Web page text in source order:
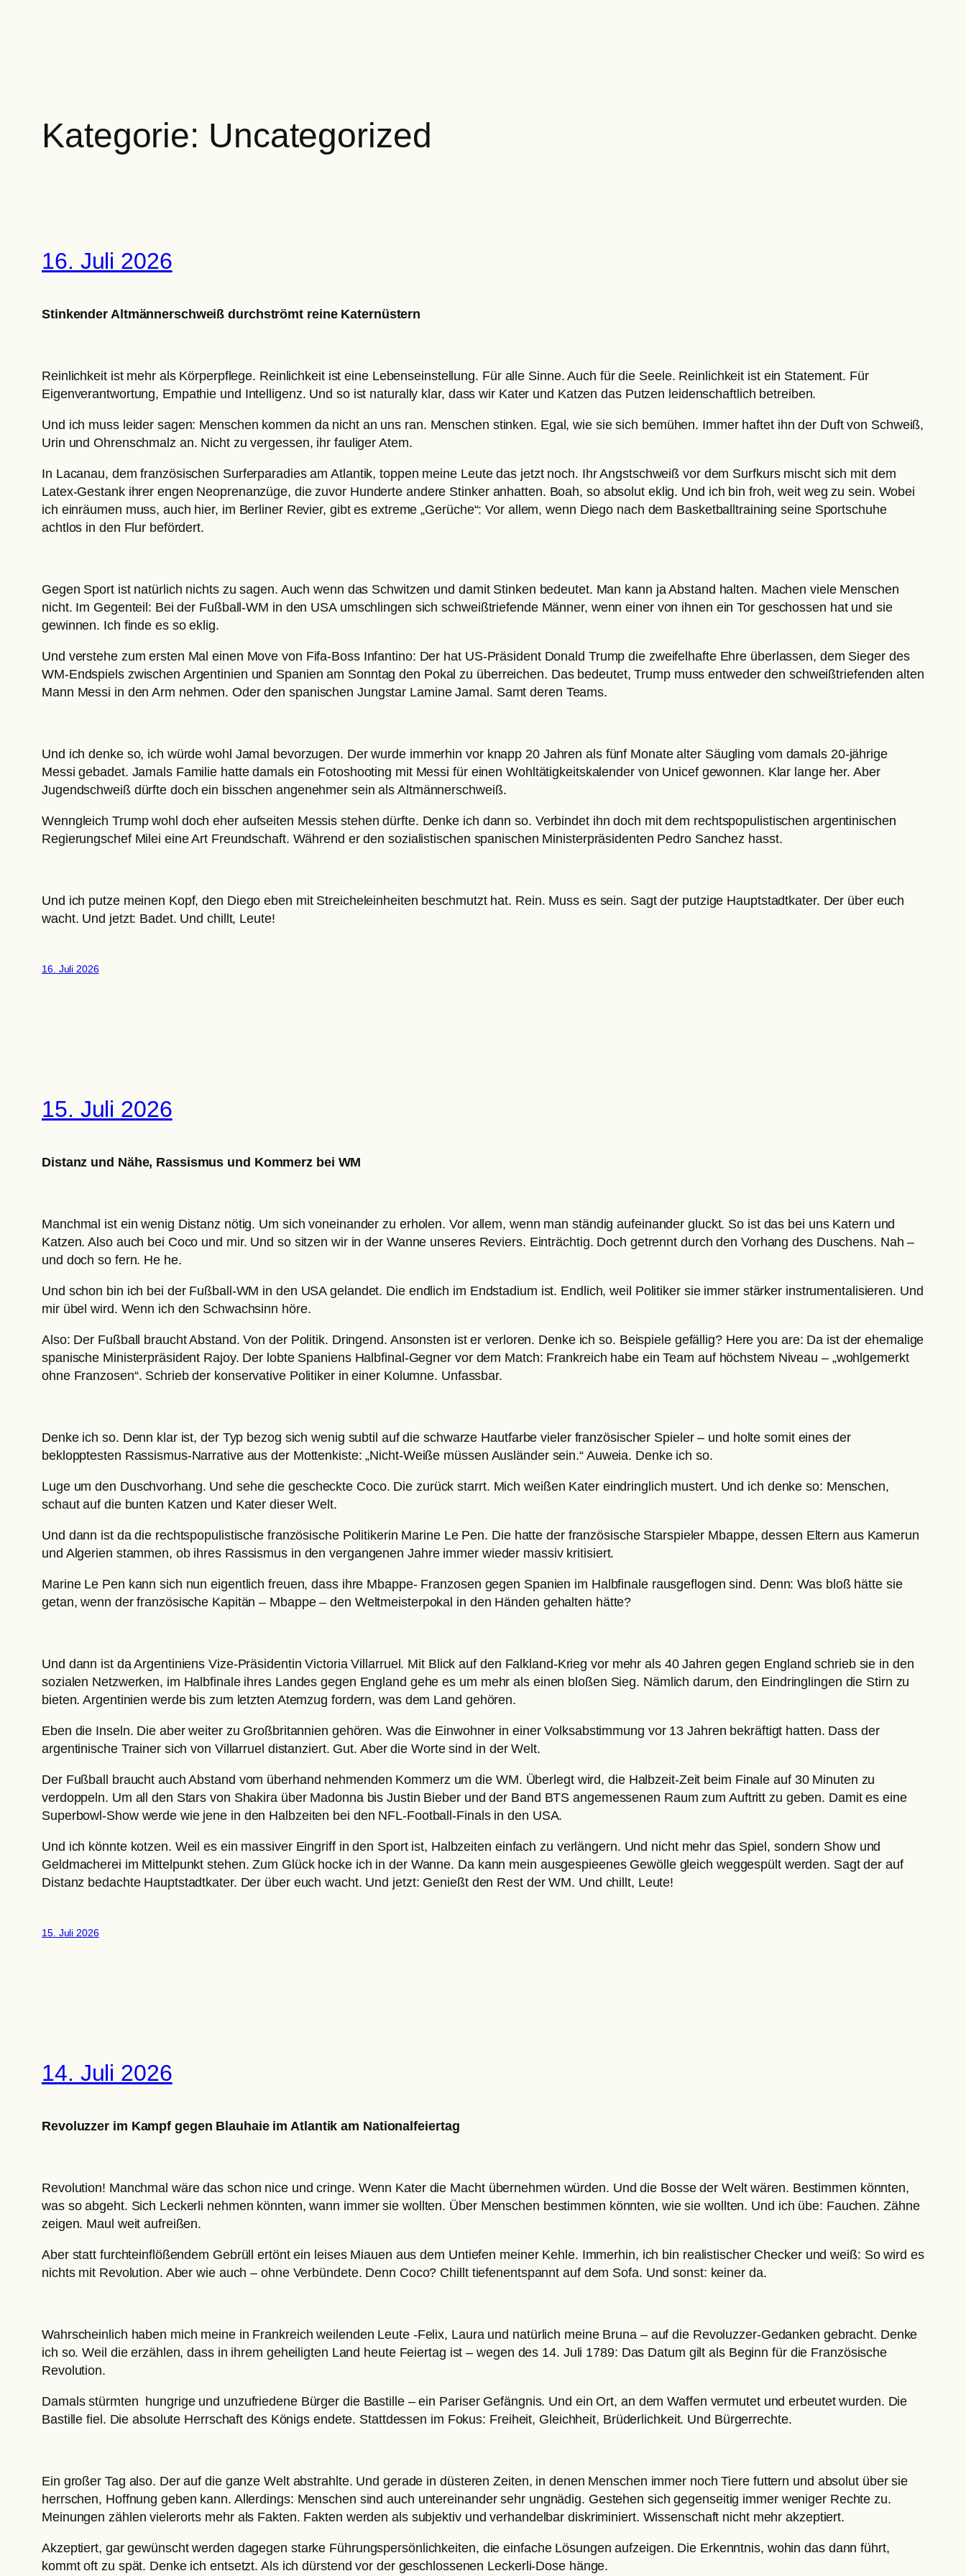
Kategorie: Uncategorized
16. Juli 2026
Stinkender Altmännerschweiß durchströmt reine Katernüstern
Reinlichkeit ist mehr als Körperpflege. Reinlichkeit ist eine Lebenseinstellung. Für alle Sinne. Auch für die Seele. Reinlichkeit ist ein Statement. Für
Eigenverantwortung, Empathie und Intelligenz. Und so ist naturally klar, dass wir Kater und Katzen das Putzen leidenschaftlich betreiben.
Und ich muss leider sagen: Menschen kommen da nicht an uns ran. Menschen stinken. Egal, wie sie sich bemühen. Immer haftet ihn der Duft von Schweiß,
Urin und Ohrenschmalz an. Nicht zu vergessen, ihr fauliger Atem.
In Lacanau, dem französischen Surferparadies am Atlantik, toppen meine Leute das jetzt noch. Ihr Angstschweiß vor dem Surfkurs mischt sich mit dem
Latex-Gestank ihrer engen Neoprenanzüge, die zuvor Hunderte andere Stinker anhatten. Boah, so absolut eklig. Und ich bin froh, weit weg zu sein. Wobei
ich einräumen muss, auch hier, im Berliner Revier, gibt es extreme „Gerüche“: Vor allem, wenn Diego nach dem Basketballtraining seine Sportschuhe
achtlos in den Flur befördert.
Gegen Sport ist natürlich nichts zu sagen. Auch wenn das Schwitzen und damit Stinken bedeutet. Man kann ja Abstand halten. Machen viele Menschen
nicht. Im Gegenteil: Bei der Fußball-WM in den USA umschlingen sich schweißtriefende Männer, wenn einer von ihnen ein Tor geschossen hat und sie
gewinnen. Ich finde es so eklig.
Und verstehe zum ersten Mal einen Move von Fifa-Boss Infantino: Der hat US-Präsident Donald Trump die zweifelhafte Ehre überlassen, dem Sieger des
WM-Endspiels zwischen Argentinien und Spanien am Sonntag den Pokal zu überreichen. Das bedeutet, Trump muss entweder den schweißtriefenden alten
Mann Messi in den Arm nehmen. Oder den spanischen Jungstar Lamine Jamal. Samt deren Teams.
Und ich denke so, ich würde wohl Jamal bevorzugen. Der wurde immerhin vor knapp 20 Jahren als fünf Monate alter Säugling vom damals 20-jährige
Messi gebadet. Jamals Familie hatte damals ein Fotoshooting mit Messi für einen Wohltätigkeitskalender von Unicef gewonnen. Klar lange her. Aber
Jugendschweiß dürfte doch ein bisschen angenehmer sein als Altmännerschweiß.
Wenngleich Trump wohl doch eher aufseiten Messis stehen dürfte. Denke ich dann so. Verbindet ihn doch mit dem rechtspopulistischen argentinischen
Regierungschef Milei eine Art Freundschaft. Während er den sozialistischen spanischen Ministerpräsidenten Pedro Sanchez hasst.
Und ich putze meinen Kopf, den Diego eben mit Streicheleinheiten beschmutzt hat. Rein. Muss es sein. Sagt der putzige Hauptstadtkater. Der über euch
wacht. Und jetzt: Badet. Und chillt, Leute!
16. Juli 2026
15. Juli 2026
Distanz und Nähe, Rassismus und Kommerz bei WM
Manchmal ist ein wenig Distanz nötig. Um sich voneinander zu erholen. Vor allem, wenn man ständig aufeinander gluckt. So ist das bei uns Katern und
Katzen. Also auch bei Coco und mir. Und so sitzen wir in der Wanne unseres Reviers. Einträchtig. Doch getrennt durch den Vorhang des Duschens. Nah –
und doch so fern. He he.
Und schon bin ich bei der Fußball-WM in den USA gelandet. Die endlich im Endstadium ist. Endlich, weil Politiker sie immer stärker instrumentalisieren. Und
mir übel wird. Wenn ich den Schwachsinn höre.
Also: Der Fußball braucht Abstand. Von der Politik. Dringend. Ansonsten ist er verloren. Denke ich so. Beispiele gefällig? Here you are: Da ist der ehemalige
spanische Ministerpräsident Rajoy. Der lobte Spaniens Halbfinal-Gegner vor dem Match: Frankreich habe ein Team auf höchstem Niveau – „wohlgemerkt
ohne Franzosen“. Schrieb der konservative Politiker in einer Kolumne. Unfassbar.
Denke ich so. Denn klar ist, der Typ bezog sich wenig subtil auf die schwarze Hautfarbe vieler französischer Spieler – und holte somit eines der
beklopptesten Rassismus-Narrative aus der Mottenkiste: „Nicht-Weiße müssen Ausländer sein.“ Auweia. Denke ich so.
Luge um den Duschvorhang. Und sehe die gescheckte Coco. Die zurück starrt. Mich weißen Kater eindringlich mustert. Und ich denke so: Menschen,
schaut auf die bunten Katzen und Kater dieser Welt.
Und dann ist da die rechtspopulistische französische Politikerin Marine Le Pen. Die hatte der französische Starspieler Mbappe, dessen Eltern aus Kamerun
und Algerien stammen, ob ihres Rassismus in den vergangenen Jahre immer wieder massiv kritisiert.
Marine Le Pen kann sich nun eigentlich freuen, dass ihre Mbappe- Franzosen gegen Spanien im Halbfinale rausgeflogen sind. Denn: Was bloß hätte sie
getan, wenn der französische Kapitän – Mbappe – den Weltmeisterpokal in den Händen gehalten hätte?
Und dann ist da Argentiniens Vize-Präsidentin Victoria Villarruel. Mit Blick auf den Falkland-Krieg vor mehr als 40 Jahren gegen England schrieb sie in den
sozialen Netzwerken, im Halbfinale ihres Landes gegen England gehe es um mehr als einen bloßen Sieg. Nämlich darum, den Eindringlingen die Stirn zu
bieten. Argentinien werde bis zum letzten Atemzug fordern, was dem Land gehören.
Eben die Inseln. Die aber weiter zu Großbritannien gehören. Was die Einwohner in einer Volksabstimmung vor 13 Jahren bekräftigt hatten. Dass der
argentinische Trainer sich von Villarruel distanziert. Gut. Aber die Worte sind in der Welt.
Der Fußball braucht auch Abstand vom überhand nehmenden Kommerz um die WM. Überlegt wird, die Halbzeit-Zeit beim Finale auf 30 Minuten zu
verdoppeln. Um all den Stars von Shakira über Madonna bis Justin Bieber und der Band BTS angemessenen Raum zum Auftritt zu geben. Damit es eine
Superbowl-Show werde wie jene in den Halbzeiten bei den NFL-Football-Finals in den USA.
Und ich könnte kotzen. Weil es ein massiver Eingriff in den Sport ist, Halbzeiten einfach zu verlängern. Und nicht mehr das Spiel, sondern Show und
Geldmacherei im Mittelpunkt stehen. Zum Glück hocke ich in der Wanne. Da kann mein ausgespieenes Gewölle gleich weggespült werden. Sagt der auf
Distanz bedachte Hauptstadtkater. Der über euch wacht. Und jetzt: Genießt den Rest der WM. Und chillt, Leute!
15. Juli 2026
14. Juli 2026
Revoluzzer im Kampf gegen Blauhaie im Atlantik am Nationalfeiertag
Revolution! Manchmal wäre das schon nice und cringe. Wenn Kater die Macht übernehmen würden. Und die Bosse der Welt wären. Bestimmen könnten,
was so abgeht. Sich Leckerli nehmen könnten, wann immer sie wollten. Über Menschen bestimmen könnten, wie sie wollten. Und ich übe: Fauchen. Zähne
zeigen. Maul weit aufreißen.
Aber statt furchteinflößendem Gebrüll ertönt ein leises Miauen aus dem Untiefen meiner Kehle. Immerhin, ich bin realistischer Checker und weiß: So wird es
nichts mit Revolution. Aber wie auch – ohne Verbündete. Denn Coco? Chillt tiefenentspannt auf dem Sofa. Und sonst: keiner da.
Wahrscheinlich haben mich meine in Frankreich weilenden Leute -Felix, Laura und natürlich meine Bruna – auf die Revoluzzer-Gedanken gebracht. Denke
ich so. Weil die erzählen, dass in ihrem geheiligten Land heute Feiertag ist – wegen des 14. Juli 1789: Das Datum gilt als Beginn für die Französische
Revolution.
Damals stürmten hungrige und unzufriedene Bürger die Bastille – ein Pariser Gefängnis. Und ein Ort, an dem Waffen vermutet und erbeutet wurden. Die
Bastille fiel. Die absolute Herrschaft des Königs endete. Stattdessen im Fokus: Freiheit, Gleichheit, Brüderlichkeit. Und Bürgerrechte.
Ein großer Tag also. Der auf die ganze Welt abstrahlte. Und gerade in düsteren Zeiten, in denen Menschen immer noch Tiere futtern und absolut über sie
herrschen, Hoffnung geben kann. Allerdings: Menschen sind auch untereinander sehr ungnädig. Gestehen sich gegenseitig immer weniger Rechte zu.
Meinungen zählen vielerorts mehr als Fakten. Fakten werden als subjektiv und verhandelbar diskriminiert. Wissenschaft nicht mehr akzeptiert.
Akzeptiert, gar gewünscht werden dagegen starke Führungspersönlichkeiten, die einfache Lösungen aufzeigen. Die Erkenntnis, wohin das dann führt,
kommt oft zu spät. Denke ich entsetzt. Als ich dürstend vor der geschlossenen Leckerli-Dose hänge.